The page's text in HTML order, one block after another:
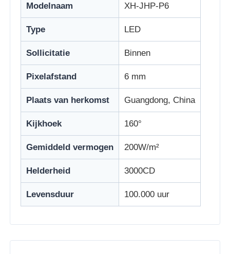
Fabrieksreis
Kwaliteitscontrole
Neem contact met ons op
Nieuws
Alle Gevallen
Modelnaam XH-JHP-P6
Type LED
Sollicitatie Binnen
Pixelafstand 6 mm
Plaats van herkomst Guangdong, China
Kijkhoek 160°
Gemiddeld vermogen 200W/m²
Helderheid 3000CD
Levensduur 100.000 uur